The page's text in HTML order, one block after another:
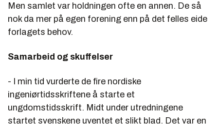
Men samlet var holdningen ofte en annen. De så
nok da mer på egen forening enn på det felles eide
forlagets behov.
Samarbeid og skuffelser
- I min tid vurderte de fire nordiske
ingeniørtidsskriftene å starte et
ungdomstidsskrift. Midt under utredningene
startet svenskene uventet et slikt blad. Det var en